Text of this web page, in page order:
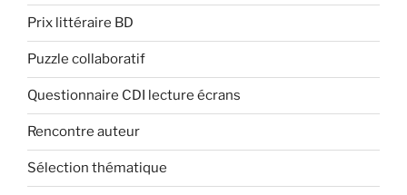
Prix littéraire BD
Puzzle collaboratif
Questionnaire CDI lecture écrans
Rencontre auteur
Sélection thématique